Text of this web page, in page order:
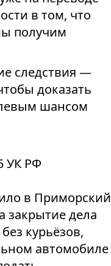
в том, что
получим
следствия —
доказать
шансом
УК РФ
в Приморский
закрытие дела
курьёзов,
автомобиле